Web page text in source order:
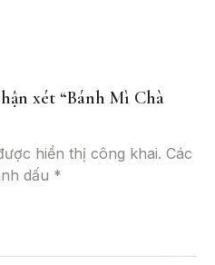
xét “Bánh Mì Chà
hiển thị công khai. Các
dấu *